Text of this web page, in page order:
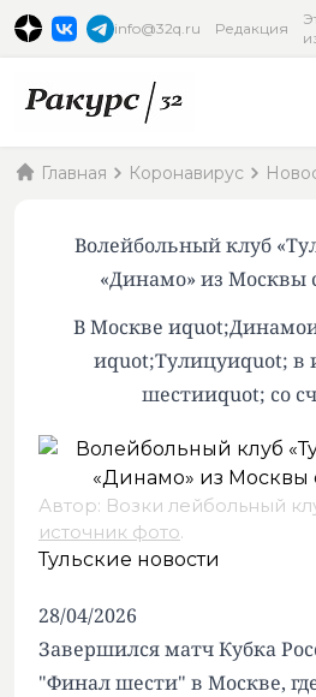
info@32q.ru Редакция
Главная Коронавирус
Волейбольный клуб
«Динамо» из Москвы
В Москве
иquot;Тулицуиquot; в
шестииquot; со
Автор: Возки лейбольный
источник фото.
Тульские новости
28/04/2026
Завершился матч Кубка
"Финал шести" в Москве,